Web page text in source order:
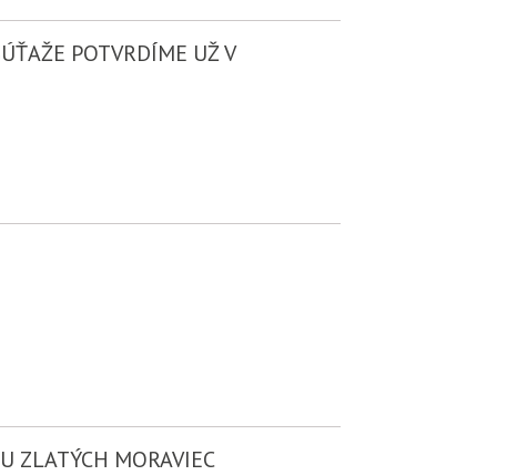
POTVRDÍME UŽ V
ZLATÝCH MORAVIEC